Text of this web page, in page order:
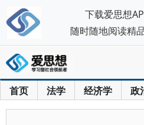
首页 法学 经济学 政
下载爱思想
随时随地阅读精